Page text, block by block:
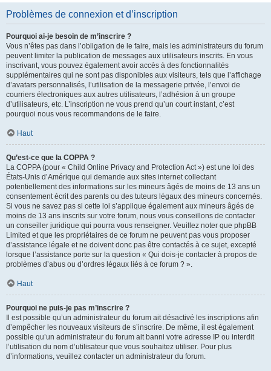
Problèmes de connexion et d’inscription
Pourquoi ai-je besoin de m’inscrire ?
Vous n’êtes pas dans l’obligation de le faire, mais les administrateurs du forum
peuvent limiter la publication de messages aux utilisateurs inscrits. En vous
inscrivant, vous pouvez également avoir accès à des fonctionnalités
supplémentaires qui ne sont pas disponibles aux visiteurs, tels que l’affichage
d’avatars personnalisés, l’utilisation de la messagerie privée, l’envoi de
courriers électroniques aux autres utilisateurs, l’adhésion à un groupe
d’utilisateurs, etc. L’inscription ne vous prend qu’un court instant, c’est
pourquoi nous vous recommandons de le faire.
Haut
Qu’est-ce que la COPPA ?
La COPPA (pour « Child Online Privacy and Protection Act ») est une loi des
États-Unis d’Amérique qui demande aux sites internet collectant
potentiellement des informations sur les mineurs âgés de moins de 13 ans un
consentement écrit des parents ou des tuteurs légaux des mineurs concernés.
Si vous ne savez pas si cette loi s’applique également aux mineurs âgés de
moins de 13 ans inscrits sur votre forum, nous vous conseillons de contacter
un conseiller juridique qui pourra vous renseigner. Veuillez noter que phpBB
Limited et que les propriétaires de ce forum ne peuvent pas vous proposer
d’assistance légale et ne doivent donc pas être contactés à ce sujet, excepté
lorsque l’assistance porte sur la question « Qui dois-je contacter à propos de
problèmes d’abus ou d’ordres légaux liés à ce forum ? ».
Haut
Pourquoi ne puis-je pas m’inscrire ?
Il est possible qu’un administrateur du forum ait désactivé les inscriptions afin
d’empêcher les nouveaux visiteurs de s’inscrire. De même, il est également
possible qu’un administrateur du forum ait banni votre adresse IP ou interdit
l’utilisation du nom d’utilisateur que vous souhaitez utiliser. Pour plus
d’informations, veuillez contacter un administrateur du forum.